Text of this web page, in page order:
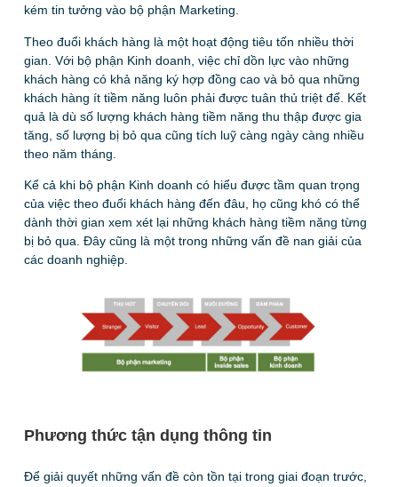
kém tin tưởng vào bộ phận Marketing.
Theo đuổi khách hàng là một hoạt động tiêu tốn nhiều thời
gian. Với bộ phận Kinh doanh, việc chỉ dồn lực vào những
khách hàng có khả năng ký hợp đồng cao và bỏ qua những
khách hàng ít tiềm năng luôn phải được tuân thủ triệt để. Kết
quả là dù số lượng khách hàng tiềm năng thu thập được gia
tăng, số lượng bị bỏ qua cũng tích luỹ càng ngày càng nhiều
theo năm tháng.
Kể cả khi bộ phận Kinh doanh có hiểu được tầm quan trọng
của việc theo đuổi khách hàng đến đâu, họ cũng khó có thể
dành thời gian xem xét lại những khách hàng tiềm năng từng
bị bỏ qua. Đây cũng là một trong những vấn đề nan giải của
các doanh nghiệp.
Phương thức tận dụng thông tin
Để giải quyết những vấn đề còn tồn tại trong giai đoạn trước,